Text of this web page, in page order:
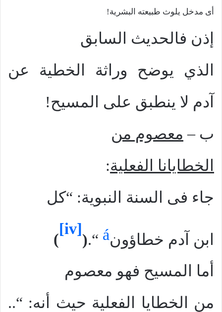
أى مدخل يلوث طبيعته البشرية!
إذن فالحديث السابق
الذي يوضح وراثة الخطية عن
آدم لا ينطبق على المسيح!
ب – معصوم من
الخطايانا الفعلية:
جاء فى السنة النبوية: “كل
ابن آدم خطاؤونá
“.
(
[iv]
)
أما المسيح فهو معصوم
من الخطايا الفعلية حيث أنه: “..